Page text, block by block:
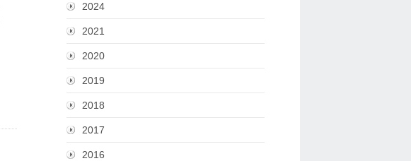
2024
2021
2020
2019
2018
2017
2016